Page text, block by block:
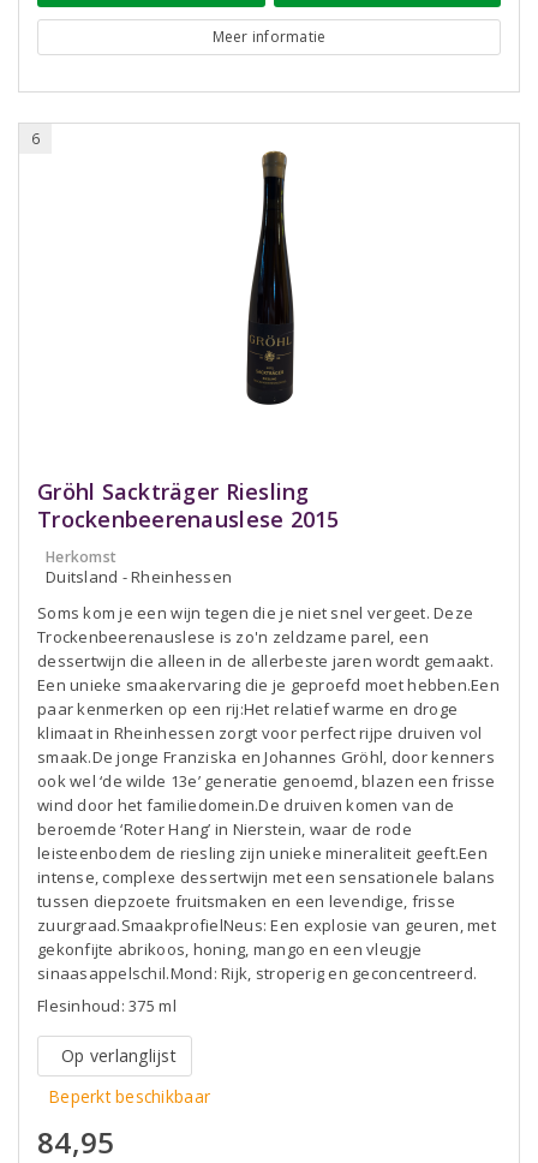
Meer informatie
6
Gröhl Sackträger Riesling
Trockenbeerenauslese 2015
Herkomst
Duitsland - Rheinhessen
Soms kom je een wijn tegen die je niet snel vergeet. Deze
Trockenbeerenauslese is zo'n zeldzame parel, een
dessertwijn die alleen in de allerbeste jaren wordt gemaakt.
Een unieke smaakervaring die je geproefd moet hebben.Een
paar kenmerken op een rij:Het relatief warme en droge
klimaat in Rheinhessen zorgt voor perfect rijpe druiven vol
smaak.De jonge Franziska en Johannes Gröhl, door kenners
ook wel ‘de wilde 13e’ generatie genoemd, blazen een frisse
wind door het familiedomein.De druiven komen van de
beroemde ‘Roter Hang’ in Nierstein, waar de rode
leisteenbodem de riesling zijn unieke mineraliteit geeft.Een
intense, complexe dessertwijn met een sensationele balans
tussen diepzoete fruitsmaken en een levendige, frisse
zuurgraad.SmaakprofielNeus: Een explosie van geuren, met
gekonfijte abrikoos, honing, mango en een vleugje
sinaasappelschil.Mond: Rijk, stroperig en geconcentreerd.
Flesinhoud: 375 ml
Op verlanglijst
Beperkt beschikbaar
84,95